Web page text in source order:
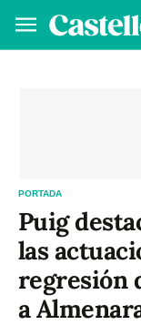
PORTADA
Puig
las
regresión
a